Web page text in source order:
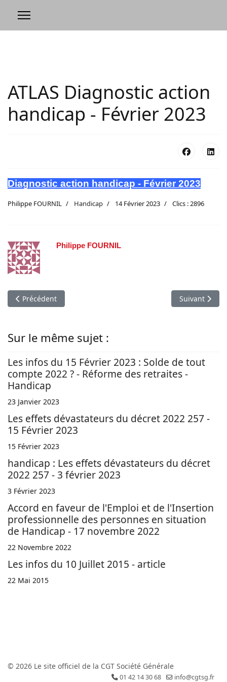
ATLAS Diagnostic action
handicap - Février 2023
Diagnostic action handicap - Février 2023
Philippe FOURNIL Handicap 14 Février 2023 Clics : 2896
Philippe FOURNIL
Article précédent : Les effets dévastateurs du décret 2022
Précédent Article
Suivant
Sur le même sujet :
Les infos du 15 Février 2023 : Solde de tout
compte 2022 ? - Réforme des retraites -
Handicap
23 Janvier 2023
Les effets dévastateurs du décret 2022 257 -
15 Février 2023
15 Février 2023
handicap : Les effets dévastateurs du décret
2022 257 - 3 février 2023
3 Février 2023
Accord en faveur de l'Emploi et de l'Insertion
professionnelle des personnes en situation
de Handicap - 17 novembre 2022
22 Novembre 2022
Les infos du 10 Juillet 2015 - article
22 Mai 2015
© 2026 Le site officiel de la CGT Société Générale
01 42 14 30 68 info@cgtsg.fr